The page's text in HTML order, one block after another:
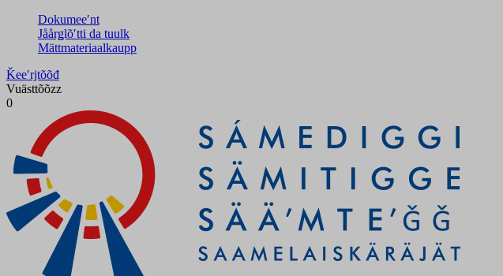
Dokumeeʹnt
Jåårǥlõʹtti da tuulk
Mättmateriaalkaupp
Ǩeeʹrjtõõđ
Vuästtõõzz
0